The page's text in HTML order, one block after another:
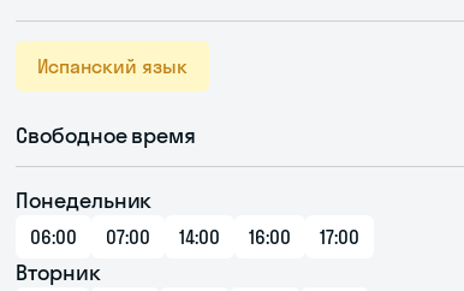
Испанский язык
Свободное время
Понедельник
06:00 07:00 14:00 16:00 17:00
Вторник